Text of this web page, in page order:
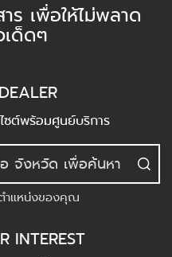
ร เพื่อให้ไม่พลาด
เด็ดๆ
ซต์พร้อมศูนย์บริการ
ำแหน่งของคุณ
INTEREST